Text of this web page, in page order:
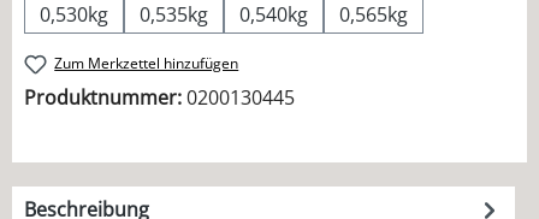
0,530kg
0,535kg 0,540kg 0,565kg
Zum Merkzettel hinzufügen
Produktnummer:0200130445
Beschreibung